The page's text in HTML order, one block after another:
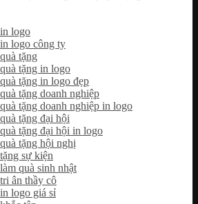
logo
logo công ty
tặng
tặng in logo
tặng in logo đẹp
tặng doanh nghiệp
tặng doanh nghiệp in logo
tặng đại hội
tặng đại hội in logo
tặng hội nghị
sự kiện
quà sinh nhật
ân thầy cô
logo giá sỉ